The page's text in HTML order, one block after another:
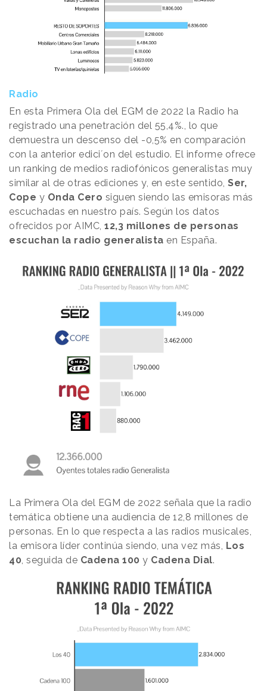
Radio
En esta Primera Ola del EGM de 2022 la Radio ha
registrado una penetración del 55,4%., lo que
demuestra un descenso del -0,5% en comparación
con la anterior edici´on del estudio. El informe ofrece
un ranking de medios radiofónicos generalistas muy
similar al de otras ediciones y, en este sentido, Ser,
Cope y Onda Cero siguen siendo las emisoras más
escuchadas en nuestro país. Según los datos
ofrecidos por AIMC, 12,3 millones de personas
escuchan la radio generalista en España.
La Primera Ola del EGM de 2022 señala que la radio
temática obtiene una audiencia de 12,8 millones de
personas. En lo que respecta a las radios musicales,
la emisora líder continúa siendo, una vez más, Los
40 , seguida de Cadena 100 y Cadena Dial.